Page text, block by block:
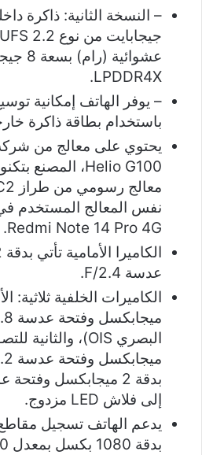
LPDDR4X.
– يوفر الهاتف إمكانية
باستخدام بطاقة ذاكرة
يحتوي على معالج من شركة
Redmi Note 14 Pro 4G.
عدسة F/2.4.
إلى فلاش LED مزدوج.